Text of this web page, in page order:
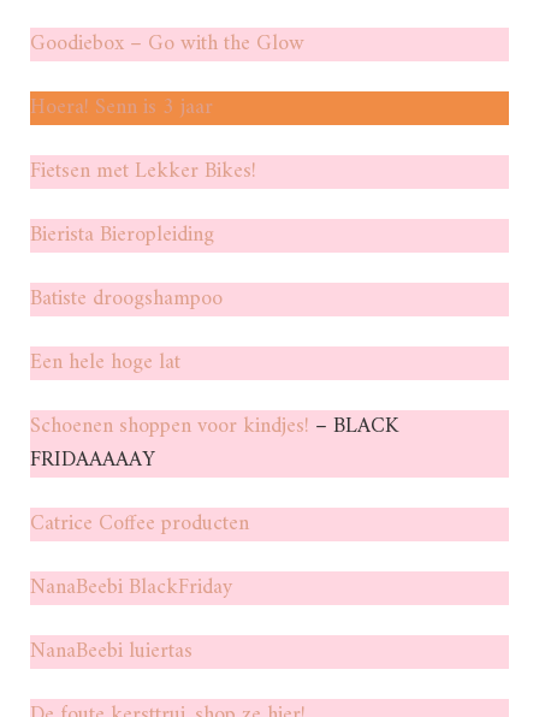
Goodiebox – Go with the Glow
Hoera! Senn is 3 jaar
Fietsen met Lekker Bikes!
Bierista Bieropleiding
Batiste droogshampoo
Een hele hoge lat
Schoenen shoppen voor kindjes! – BLACK
FRIDAAAAAY
Catrice Coffee producten
NanaBeebi BlackFriday
NanaBeebi luiertas